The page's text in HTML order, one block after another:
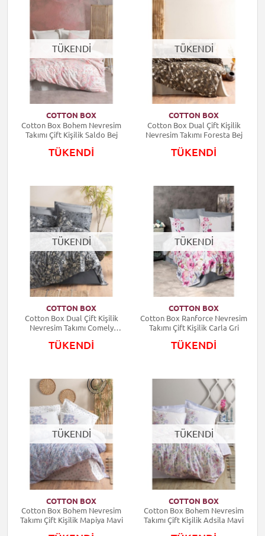
TÜKENDİ
COTTON BOX
Cotton Box Bohem Nevresim
Takımı Çift Kişilik Saldo Bej
TÜKENDİ
TÜKENDİ
COTTON BOX
Cotton Box Dual Çift Kişilik
Nevresim Takımı Foresta Bej
TÜKENDİ
TÜKENDİ
COTTON BOX
Cotton Box Dual Çift Kişilik
Nevresim Takımı Comely
TÜKENDİ
TÜKENDİ
COTTON BOX
Cotton Box Ranforce Nevresim
Takımı Çift Kişilik Carla Gri
TÜKENDİ
TÜKENDİ
COTTON BOX
Cotton Box Bohem Nevresim
Takımı Çift Kişilik Mapiya Mavi
TÜKENDİ
COTTON BOX
Cotton Box Bohem Nevresim
Takımı Çift Kişilik Adsila Mavi